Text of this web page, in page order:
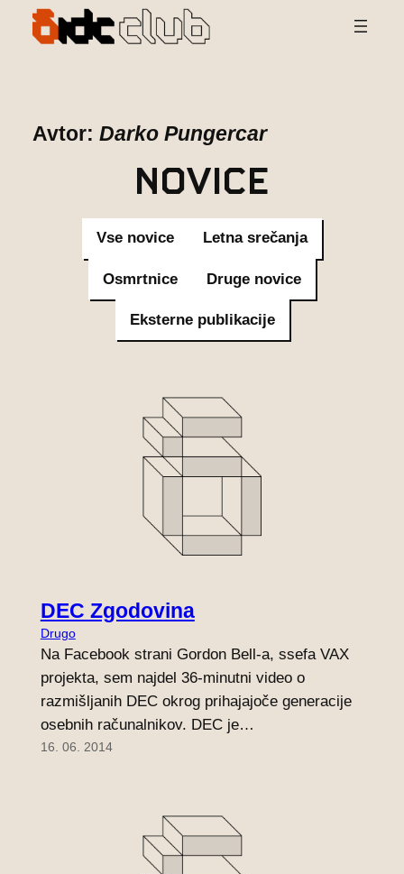
Preskoči
Avtor: Darko Pungercar
Novice
Vse novice Letna srečanja
Osmrtnice Druge novice
Eksterne publikacije
DEC Zgodovina
Drugo
Na Facebook strani Gordon Bell-a, ssefa VAX
projekta, sem najdel 36-minutni video o
razmišljanih DEC okrog prihajajoče generacije
osebnih računalnikov. DEC je…
16. 06. 2014